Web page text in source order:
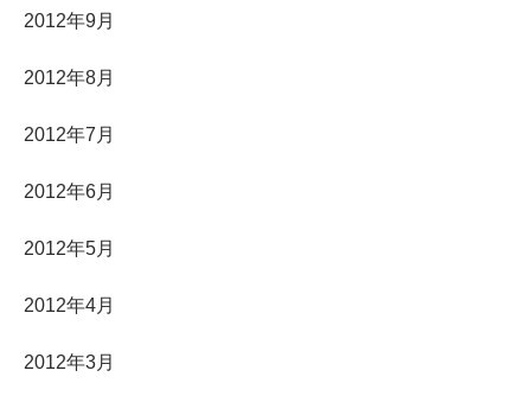
2012年9月
2012年8月
2012年7月
2012年6月
2012年5月
2012年4月
2012年3月